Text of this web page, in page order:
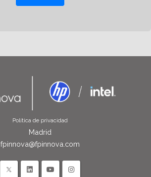
Política de privacidad
Madrid
fpinnova@fpinnova.com